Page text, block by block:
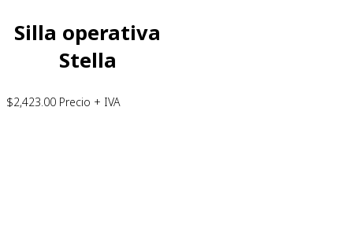
Silla operativa
Stella
$2,423.00 Precio + IVA